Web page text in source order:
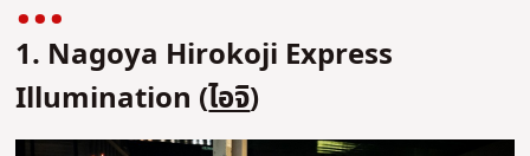
1. Nagoya Hirokoji Express
Illumination (ไอจิ)